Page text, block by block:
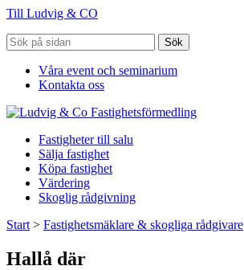
Till Ludvig & CO
Sök
Våra event och seminarium
Kontakta oss
Fastigheter till salu
Sälja fastighet
Köpa fastighet
Värdering
Skoglig rådgivning
Start > Fastighetsmäklare & skogliga rådgivare
Hallå där